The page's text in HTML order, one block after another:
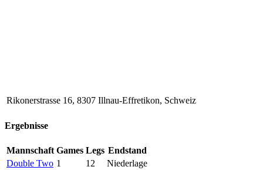
Rikonerstrasse 16, 8307 Illnau-Effretikon, Schweiz
Ergebnisse
Mannschaft Games Legs Endstand
Double Two 1 12
Niederlage